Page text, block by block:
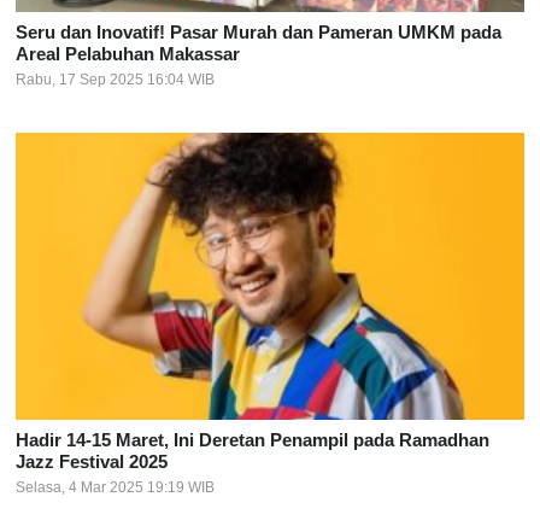
Seru dan Inovatif! Pasar Murah dan Pameran UMKM pada
Areal Pelabuhan Makassar
Rabu, 17 Sep 2025 16:04 WIB
Hadir 14-15 Maret, Ini Deretan Penampil pada Ramadhan
Jazz Festival 2025
Selasa, 4 Mar 2025 19:19 WIB